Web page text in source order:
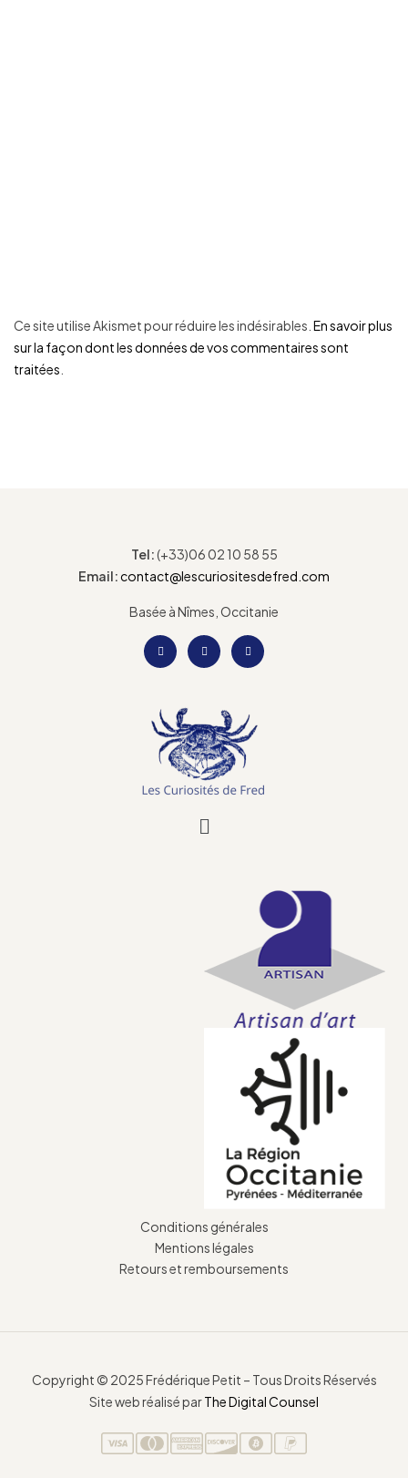
Ce site utilise Akismet pour réduire les indésirables. En savoir plus
sur la façon dont les données de vos commentaires sont
traitées
Tel:(+33)06 02 10 58 55
Email:contact@lescuriositesdefred.com
Basée à Nîmes, Occitanie
Conditions générales
Mentions légales
Retours et remboursements
Copyright © 2025 Frédérique Petit – Tous Droits Réservés
Site web réalisé parThe Digital Counsel